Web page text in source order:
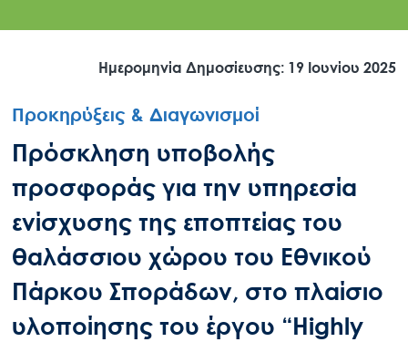
Ημερομηνία Δημοσίευσης: 19 Ιουνίου 2025
Προκηρύξεις & Διαγωνισμοί
Πρόσκληση υποβολής
προσφοράς για την υπηρεσία
ενίσχυσης της εποπτείας του
θαλάσσιου χώρου του Εθνικού
Πάρκου Σποράδων, στο πλαίσιο
υλοποίησης του έργου “Highly